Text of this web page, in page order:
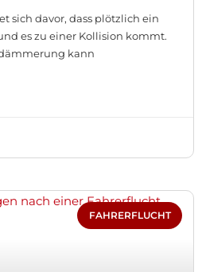
sich davor, dass plötzlich ein
es zu einer Kollision kommt.
kann
FAHRERFLUCHT